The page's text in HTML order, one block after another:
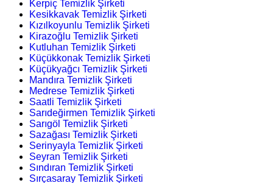
Kerpiç Temizlik Şirketi
Kesikkavak Temizlik Şirketi
Kızılkoyunlu Temizlik Şirketi
Kirazoğlu Temizlik Şirketi
Kutluhan Temizlik Şirketi
Küçükkonak Temizlik Şirketi
Küçükyağcı Temizlik Şirketi
Mandıra Temizlik Şirketi
Medrese Temizlik Şirketi
Saatli Temizlik Şirketi
Sarıdeğirmen Temizlik Şirketi
Sarıgöl Temizlik Şirketi
Sazağası Temizlik Şirketi
Serinyayla Temizlik Şirketi
Seyran Temizlik Şirketi
Sındıran Temizlik Şirketi
Sırçasaray Temizlik Şirketi